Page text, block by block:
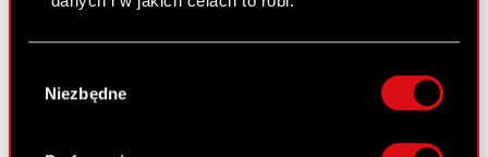
lokalizacji geograficznej z dokładnością nawet
zgody
Niezbędne
Michał Kiciński, współzałożyciel